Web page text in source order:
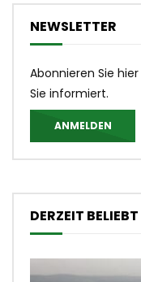
NEWSLETTER
Abonnieren Sie
Sie informiert.
ANMELDEN
DERZEIT BELIEBT